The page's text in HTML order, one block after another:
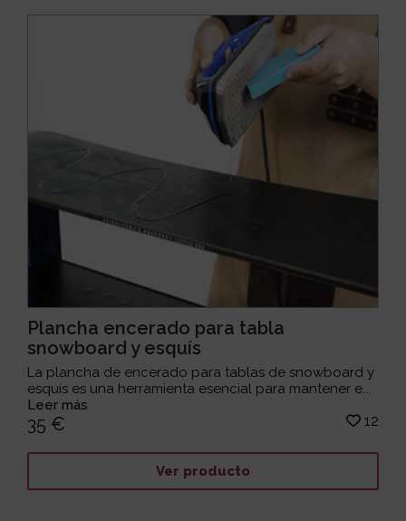
Plancha encerado para tabla
snowboard y esquís
La plancha de encerado para tablas de snowboard y
esquís es una herramienta esencial para mantener e...
Leer más
35 € 12
Ver producto